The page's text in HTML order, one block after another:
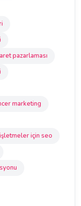
pazarlaması
marketing
için seo